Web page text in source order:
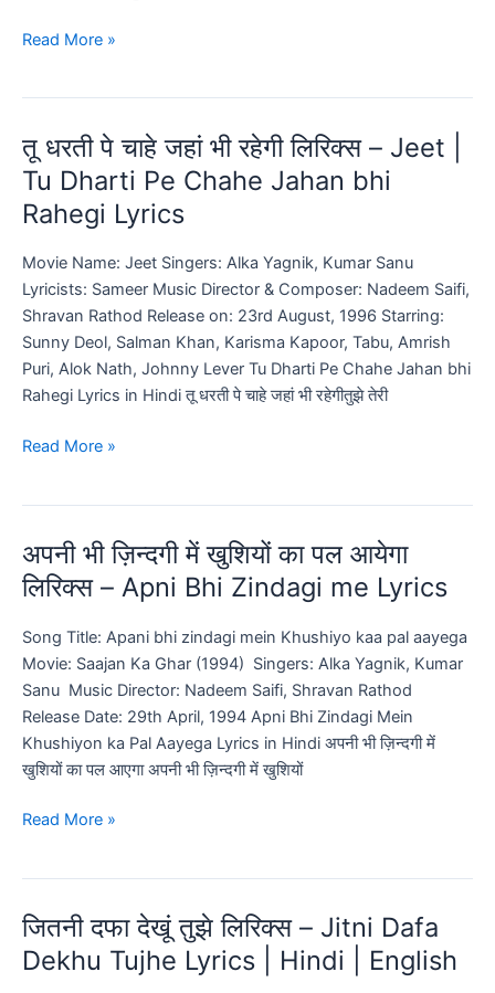
आप
कुछ
महके
से
लिरिक्स
Aapki
Aankhon
Kuch
Read More »
तू धरती पे चाहे जहां भी रहेगी लिरिक्स – Jeet |
Tu Dharti Pe Chahe Jahan bhi
Rahegi Lyrics
Movie Name: Jeet Singers: Alka Yagnik, Kumar Sanu
Lyricists: Sameer Music Director & Composer: Nadeem Saifi,
Shravan Rathod Release on: 23rd August, 1996 Starring:
Sunny Deol, Salman Khan, Karisma Kapoor, Tabu, Amrish
Puri, Alok Nath, Johnny Lever Tu Dharti Pe Chahe Jahan bhi
Rahegi Lyrics in Hindi तू धरती पे चाहे जहां भी रहेगीतुझे तेरी
तू
जहां
भी
लिरिक्स
–
Jeet
|
Tu
Dharti
Chahe
Lyrics
Read More »
अपनी भी ज़िन्दगी में खुशियों का पल आयेगा
लिरिक्स – Apni Bhi Zindagi me Lyrics
Song Title: Apani bhi zindagi mein Khushiyo kaa pal aayega
Movie: Saajan Ka Ghar (1994) Singers: Alka Yagnik, Kumar
Sanu Music Director: Nadeem Saifi, Shravan Rathod
Release Date: 29th April, 1994 Apni Bhi Zindagi Mein
Khushiyon ka Pal Aayega Lyrics in Hindi अपनी भी ज़िन्दगी में
खुशियों का पल आएगा अपनी भी ज़िन्दगी में खुशियों
अपनी
खुशियों
का
Read More »
जितनी दफा देखूं तुझे लिरिक्स – Jitni Dafa
Dekhu Tujhe Lyrics | Hindi | English